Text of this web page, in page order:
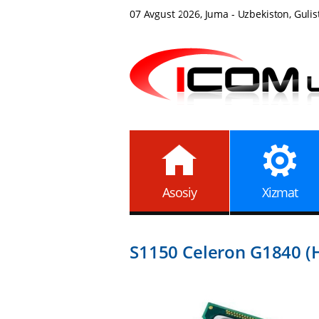
07 Avgust 2026, Juma - Uzbekiston,
Asosiy Xizmat
S1150 Celeron G1840